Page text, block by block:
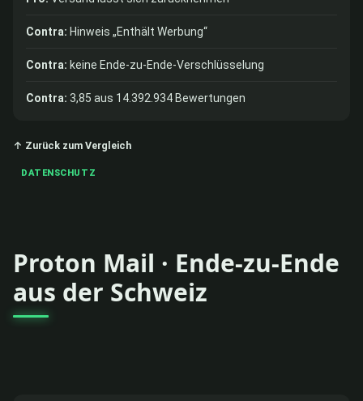
Contra: Hinweis „Enthält Werbung“
Contra: keine Ende-zu-Ende-Verschlüsselung
Contra: 3,85 aus 14.392.934 Bewertungen
↑ Zurück zum Vergleich
DATENSCHUTZ
Proton Mail · Ende-zu-Ende
aus der Schweiz